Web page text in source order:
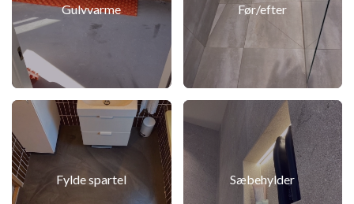
Gulvvarme Før/efter
Fylde spartel Sæbehylder